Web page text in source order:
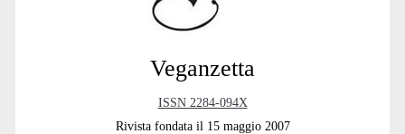
Veganzetta
ISSN 2284-094X
Rivista fondata il 15 maggio 2007